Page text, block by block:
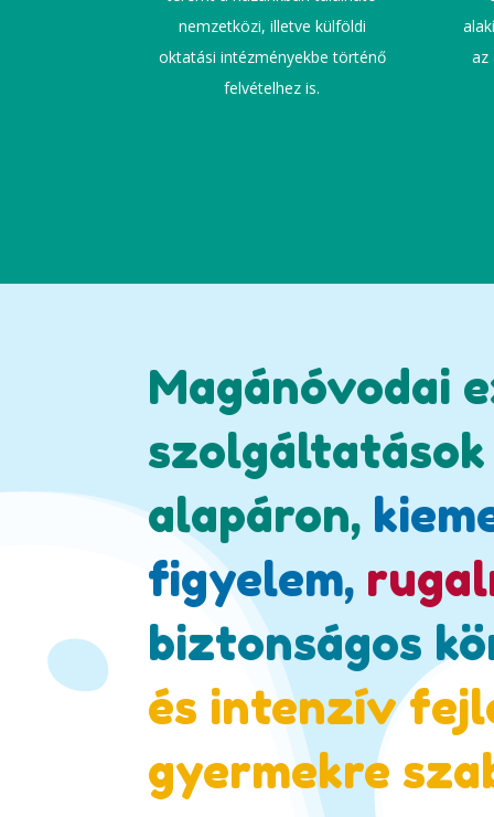
nemzetközi, illetve külföldi
oktatási intézményekbe történő
felvételhez is.
az
Magánóvodai
szolgáltatások
alapáron,
figyelem,
biztonságos
és intenzív
gyermekre